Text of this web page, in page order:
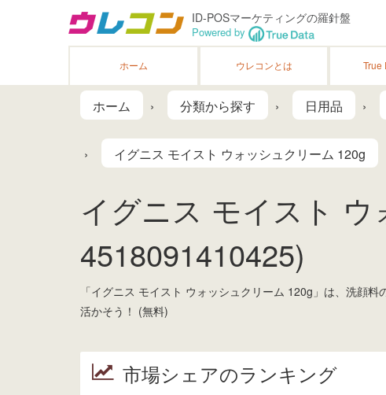
ID-POSマーケティングの羅針盤
Powered by
ホーム ウレコンとは True
ホーム 分類から探す 日用品
イグニス モイスト ウォッシュクリーム 120g
イグニス モイスト ウ
4518091410425)
「イグニス モイスト ウォッシュクリーム 120g」は、洗顔
活かそう！ (無料)
市場シェアのランキング